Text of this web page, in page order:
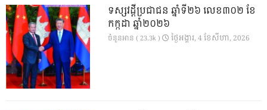
ទស្សវដ្តីប្រជាជន ឆ្នាំទី២៦ លេខ៣០២ ខែ
កក្កដា ឆ្នាំ២០២៦
ចំនួនអាន ( 23.3k ) ថ្ងៃ​អង្គារ, 4 ខែ​សីហា, 2026